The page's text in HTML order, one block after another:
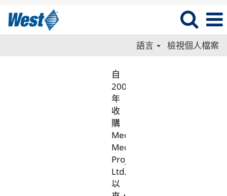
語言 檢視個人檔案
自
2005
年
收
購
Medimop
Medical
Projects
Ltd.
以